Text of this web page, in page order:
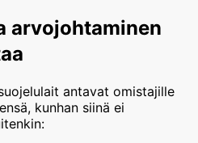
arvojohtaminen
antavat omistajille
kunhan siinä ei